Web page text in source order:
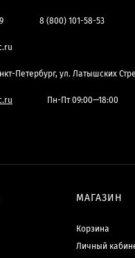
8 (800) 101-58-53
Петербург, ул. Латышских
Пн-Пт 09:00—18:00
МАГАЗИН
Корзина
Личный